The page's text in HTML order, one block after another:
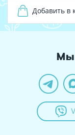
Добавить в
Мы